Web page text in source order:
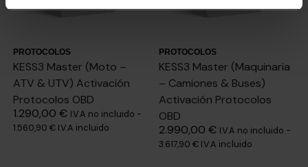
PROTOCOLOS
KESS3 Master (Moto –
ATV & UTV) Activación
Protocolos OBD
1.290,00€ I.V.A no incluido -
1.560,90€ I.V.A incluido
PROTOCOLOS
KESS3 Master (Maquinaria
– Camiones & Buses)
Activación Protocolos
OBD
2.990,00€ I.V.A no incluido -
3.617,90€ I.V.A incluido